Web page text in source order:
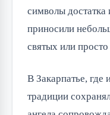
символы достатка
приносили
святых или
В Закарпатье, где
традиции